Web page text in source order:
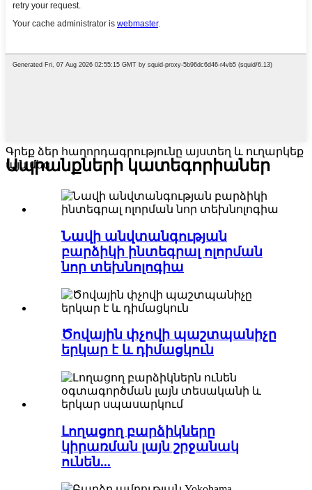
Գրեք ձեր հաղորդագրությունը այստեղ և ուղարկեք
այն մեզ
Ապրանքների կատեգորիաներ
Նավի անվտանգության
բարձիկի ինտեգրալ ոլորման
նոր տեխնոլոգիա
Ծովային փչովի պաշտպանիչը
երկար է և դիմացկուն
Լողացող բարձիկները
կիրառման լայն շրջանակ
ունեն...